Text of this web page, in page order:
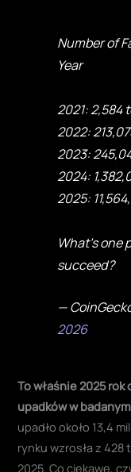
Number of
Year
2021: 2,584
2022:
2023:
2024:
2025:
What's one
succeed?
—
2026
To właśnie 2025
upadków w
upadło około 13,4
rynku wzrosła z 428
2025. Co ciekawe,